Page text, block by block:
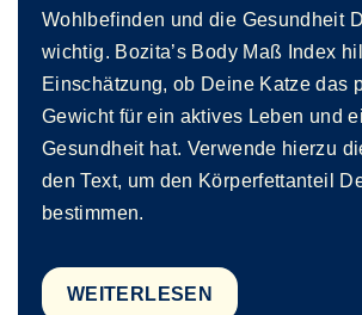
Wohlbefinden und die Gesundheit
wichtig. Bozita’s Body Maß Index
Einschätzung, ob Deine Katze das
Gewicht für ein aktives Leben und
Gesundheit hat. Verwende hierzu
den Text, um den Körperfettanteil
bestimmen.
WEITERLESEN